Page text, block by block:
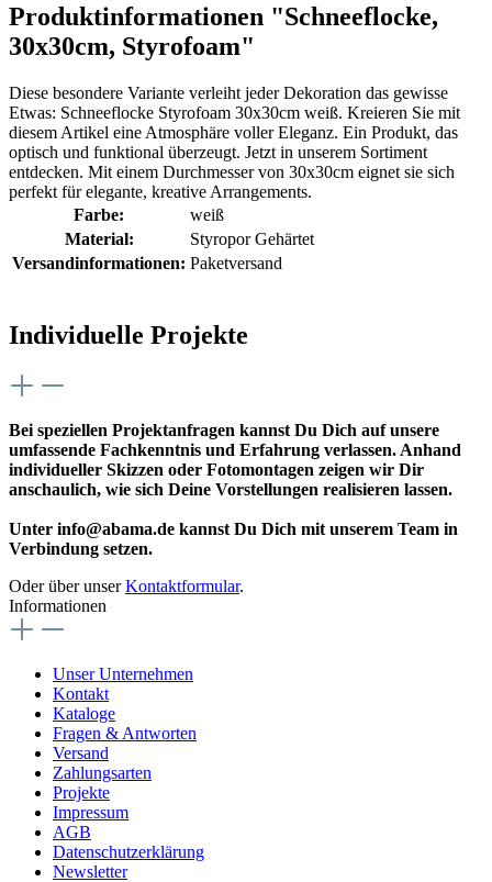
Produktinformationen "Schneeflocke,
30x30cm, Styrofoam"
Diese besondere Variante verleiht jeder Dekoration das gewisse
Etwas: Schneeflocke Styrofoam 30x30cm weiß. Kreieren Sie mit
diesem Artikel eine Atmosphäre voller Eleganz. Ein Produkt, das
optisch und funktional überzeugt. Jetzt in unserem Sortiment
entdecken. Mit einem Durchmesser von 30x30cm eignet sie sich
perfekt für elegante, kreative Arrangements.
Farbe:
weiß
Material:
Styropor Gehärtet
Versandinformationen: Paketversand
Individuelle Projekte
Bei speziellen Projektanfragen kannst Du Dich auf unsere
umfassende Fachkenntnis und Erfahrung verlassen. Anhand
individueller Skizzen oder Fotomontagen zeigen wir Dir
anschaulich, wie sich Deine Vorstellungen realisieren lassen.
Unter info@abama.de kannst Du Dich mit unserem Team in
Verbindung setzen.
Oder über unserKontaktformular.
Informationen
Unser Unternehmen
Kontakt
Kataloge
Fragen & Antworten
Versand
Zahlungsarten
Projekte
Impressum
AGB
Datenschutzerklärung
Newsletter